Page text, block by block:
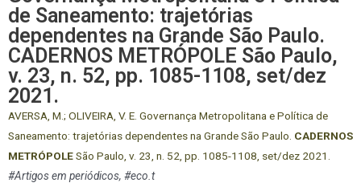
de Saneamento: trajetórias
dependentes na Grande São Paulo.
CADERNOS METRÓPOLE São Paulo,
v. 23, n. 52, pp. 1085-1108, set/dez
2021.
AVERSA, M.; OLIVEIRA, V. E. Governança Metropolitana e Política de
Saneamento: trajetórias dependentes na Grande São Paulo. CADERNOS
METRÓPOLESão Paulo, v. 23, n. 52, pp. 1085-1108, set/dez 2021.
#Artigos em periódicos, #eco.t